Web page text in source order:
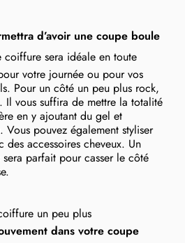
d’avoir une coupe boule
coiffure sera idéale en toute
votre journée ou pour vos
Pour un côté un peu plus rock,
vous suffira de mettre la totalité
en y ajoutant du gel et
. Vous pouvez également styliser
accessoires cheveux. Un
parfait pour casser le côté
un peu plus
dans votre coupe